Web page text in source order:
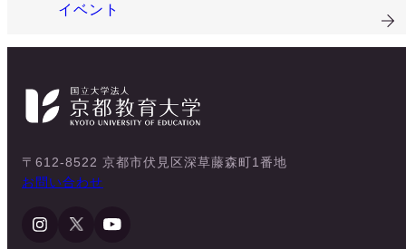
イベント
〒612-8522 京都市伏見区深草藤森町1番地
お問い合わせ